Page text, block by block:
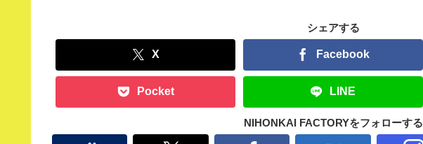
シェアする
X Facebook
Pocket LINE
NIHONKAI FACTORYをフォローする